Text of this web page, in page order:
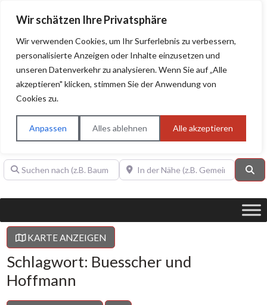
Wir schätzen Ihre Privatsphäre
Wir verwenden Cookies, um Ihr Surferlebnis zu verbessern,
personalisierte Anzeigen oder Inhalte einzusetzen und
unseren Datenverkehr zu analysieren. Wenn Sie auf „Alle
akzeptieren" klicken, stimmen Sie der Anwendung von
Cookies zu.
Anpassen Alles ablehnen Alle akzeptieren
BAUHERRENHILFE.orgQualitätssiegel!
Sie finden hier nur Qualitätsbetriebe, die mit dem DIAMANT,
PLATIN, GOLD, SILBER, ANWÄRTER "Bauherrenhilfe.org-
Qualitätssiegel" ausgezeichnet sind.
Suchen nach (z.B. Baumeister oder Dachdecker)In der Nähe (z.B. Gemeinde Baden)
KARTE ANZEIGEN
Schlagwort: Buesscher und
Hoffmann